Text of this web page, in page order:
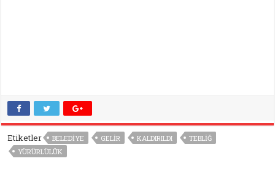
Etiketler BELEDIYE GELIR KALDIRILDI
TEBLIĞ
YÜRÜRLÜLÜK